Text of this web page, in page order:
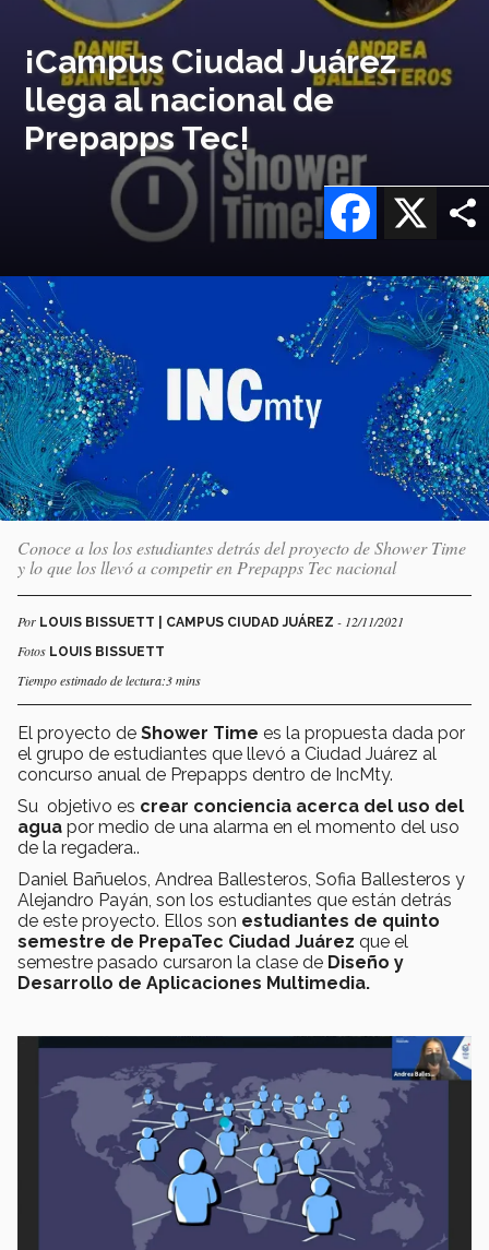
¡Campus Ciudad Juárez
llega al nacional de
Prepapps Tec!
X
Facebook
Imagen
o
logo
Conoce a los los estudiantes detrás del proyecto de Shower Time
y lo que los llevó a competir en Prepapps Tec nacional
Por LOUIS BISSUETT | CAMPUS CIUDAD JUÁREZ - 12/11/2021
Fotos LOUIS BISSUETT
Tiempo estimado de lectura:3 mins
El proyecto de Shower Time es la propuesta dada por
el grupo de estudiantes que llevó a Ciudad Juárez al
concurso anual de Prepapps dentro de IncMty.
Su objetivo es crear conciencia acerca del uso del
agua por medio de una alarma en el momento del uso
de la regadera..
Daniel Bañuelos, Andrea Ballesteros, Sofia Ballesteros y
Alejandro Payán, son los estudiantes que están detrás
de este proyecto. Ellos son estudiantes de quinto
semestre de PrepaTec Ciudad Juárez que el
semestre pasado cursaron la clase de Diseño y
Desarrollo de Aplicaciones Multimedia.